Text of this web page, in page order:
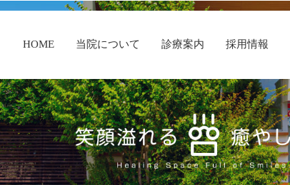
HOME 当院について 診療案内 採用情報